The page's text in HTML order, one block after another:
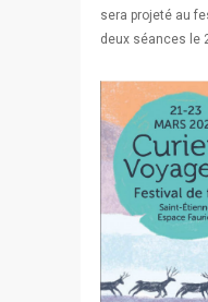
sera projeté au
deux séances le